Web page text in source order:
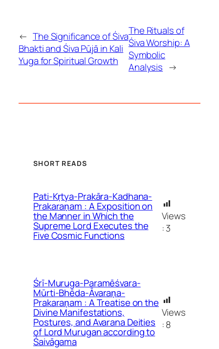
← The Significance of Śiva
Bhakti and Śiva Pūjā in Kali
Yuga for Spiritual Growth
The Rituals of
Śiva Worship: A
Symbolic
Analysis →
SHORT READS
Pati-Kṛtya-Prakāra-Kadhana-
Prakaraṇam : A Exposition on
the Manner in Which the
Supreme Lord Executes the
Five Cosmic Functions
Views
:3
Śrī-Muruga-Paramēśvara-
Mūrti-Bhēda-Āvaraṇa-
Prakaraṇam : A Treatise on the
Divine Manifestations,
Postures, and Avarana Deities
of Lord Murugan according to
Śaivāgama
Views
:8